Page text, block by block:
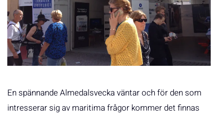
En spännande Almedalsvecka väntar och för den som
intresserar sig av maritima frågor kommer det finnas